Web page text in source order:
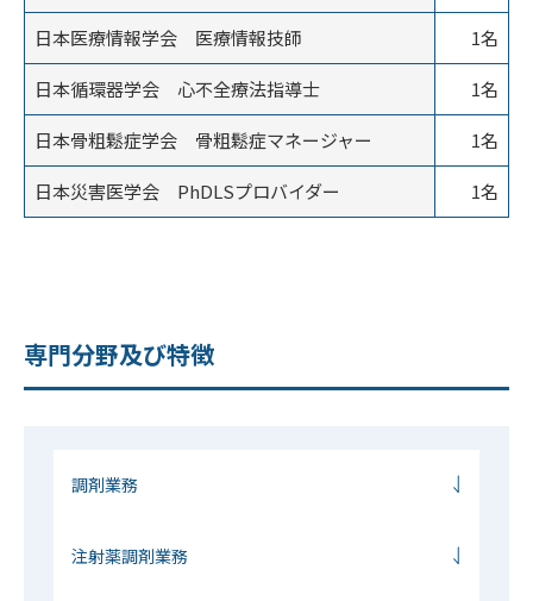
日本医療情報学会 医療情報技師 1名
日本循環器学会 心不全療法指導士 1名
日本骨粗鬆症学会 骨粗鬆症マネージャー 1名
日本災害医学会 PhDLSプロバイダー 1名
専門分野及び特徴
調剤業務
注射薬調剤業務